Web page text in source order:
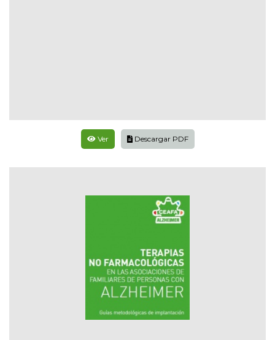
Ver Descargar PDF